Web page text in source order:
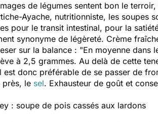
de légumes sentent bon le
Ayache, nutritionniste, les soupes
pour le transit intestinal, pour la
synonyme de légèreté. Crème
sur la balance : "En moyenne dans
à 2,5 grammes. Au delà de cette
est donc préférable de se passer de
près, le sel. Exhausteur de goût et
: soupe de pois cassés aux lardons